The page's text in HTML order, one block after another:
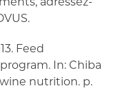
Feed
In: Chiba
nutrition. p.